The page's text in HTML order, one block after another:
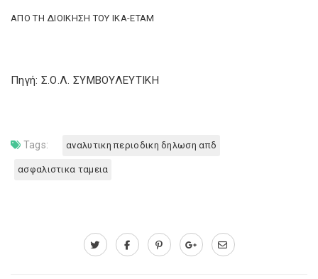
ΑΠΟ ΤΗ ΔΙΟΙΚΗΣΗ ΤΟΥ ΙΚΑ-ΕΤΑΜ
Πηγή: Σ.Ο.Λ. ΣΥΜΒΟΥΛΕΥΤΙΚΗ
Tags: αναλυτικη περιοδικη δηλωση απδ
ασφαλιστικα ταμεια